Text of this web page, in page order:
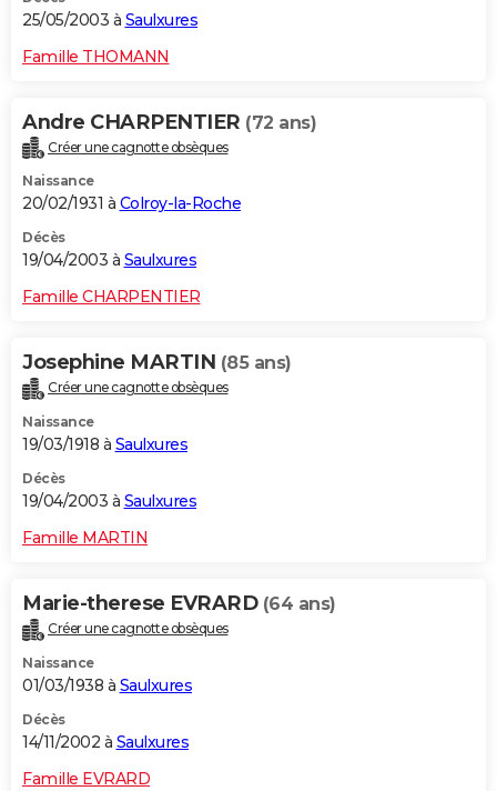
25/05/2003 à Saulxures
Famille THOMANN
Andre CHARPENTIER (72 ans)
Créer une cagnotte obsèques
Naissance
20/02/1931 à Colroy-la-Roche
Décès
19/04/2003 à Saulxures
Famille CHARPENTIER
Josephine MARTIN (85 ans)
Créer une cagnotte obsèques
Naissance
19/03/1918 à Saulxures
Décès
19/04/2003 à Saulxures
Famille MARTIN
Marie-therese EVRARD (64 ans)
Créer une cagnotte obsèques
Naissance
01/03/1938 à Saulxures
Décès
14/11/2002 à Saulxures
Famille EVRARD